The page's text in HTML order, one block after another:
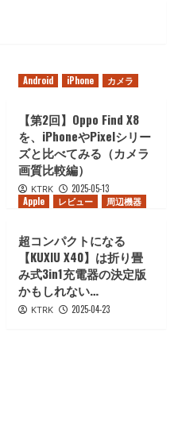
Android iPhone カメラ
【第2回】Oppo Find X8
を、iPhoneやPixelシリー
ズと比べてみる（カメラ
画質比較編）
KTRK
2025-05-13
Apple レビュー 周辺機器
超コンパクトになる
【KUXIU X40】は折り畳
み式3in1充電器の決定版
かもしれない…
KTRK
2025-04-23